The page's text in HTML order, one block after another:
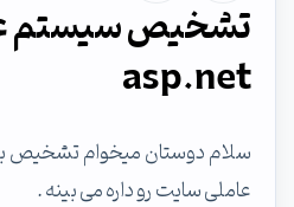
تشخیص سیستم
asp.net
سلام دوستان میخوام تشخیص
عاملی سایت رو داره می بینه .